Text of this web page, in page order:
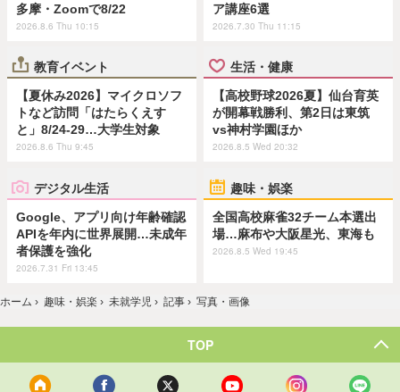
多摩・Zoomで8/22
2026.8.6 Thu 10:15
ア講座6選
2026.7.30 Thu 11:15
教育イベント
【夏休み2026】マイクロソフ
トなど訪問「はたらくえす
と」8/24-29…大学生対象
2026.8.6 Thu 9:45
生活・健康
【高校野球2026夏】仙台育英
が開幕戦勝利、第2日は東筑
vs神村学園ほか
2026.8.5 Wed 20:32
デジタル生活
Google、アプリ向け年齢確認
APIを年内に世界展開…未成年
者保護を強化
2026.7.31 Fri 13:45
趣味・娯楽
全国高校麻雀32チーム本選出
場…麻布や大阪星光、東海も
2026.8.5 Wed 19:45
ホーム › 趣味・娯楽 › 未就学児 › 記事 › 写真・画像
TOP